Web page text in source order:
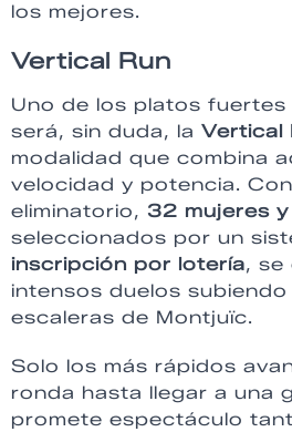
los mejores.
Vertical Run
Uno de los platos fuertes
será, sin duda, la Vertical
modalidad que combina
velocidad y potencia.
eliminatorio, 32 mujeres
seleccionados por un
inscripción por lotería, se
intensos duelos
escaleras de Montjuïc.
Solo los más rápidos
ronda hasta llegar a una
promete espectáculo